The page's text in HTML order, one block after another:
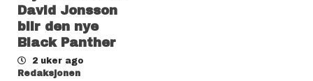
David Jonsson
blir den nye
Black Panther
2 uker ago
Redaksjonen